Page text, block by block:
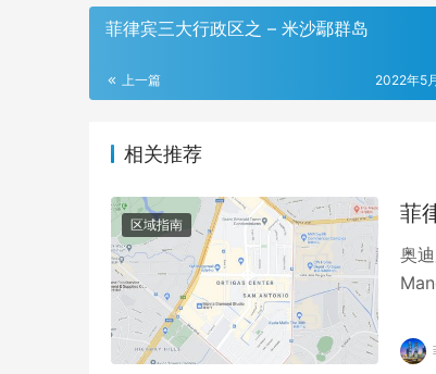
菲律宾三大行政区之 – 米沙鄢群岛
上一篇 2022年5
相关推荐
区域指南 菲
奥